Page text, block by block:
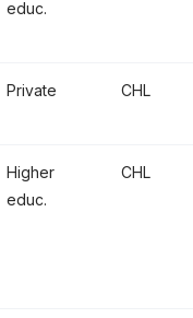
educ.
Private CHL
Higher
educ.
CHL